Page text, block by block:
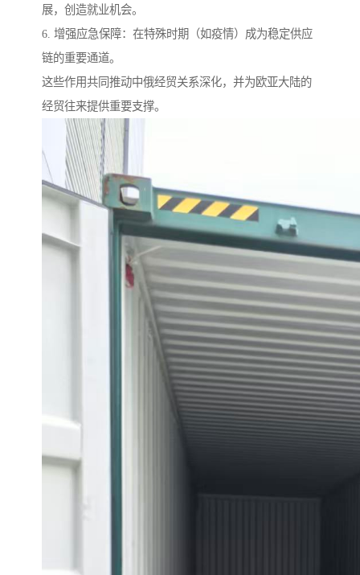
展，创造就业机会。
6. 增强应急保障：在特殊时期（如疫情）成为稳定供应
链的重要通道。
这些作用共同推动中俄经贸关系深化，并为欧亚大陆的
经贸往来提供重要支撑。